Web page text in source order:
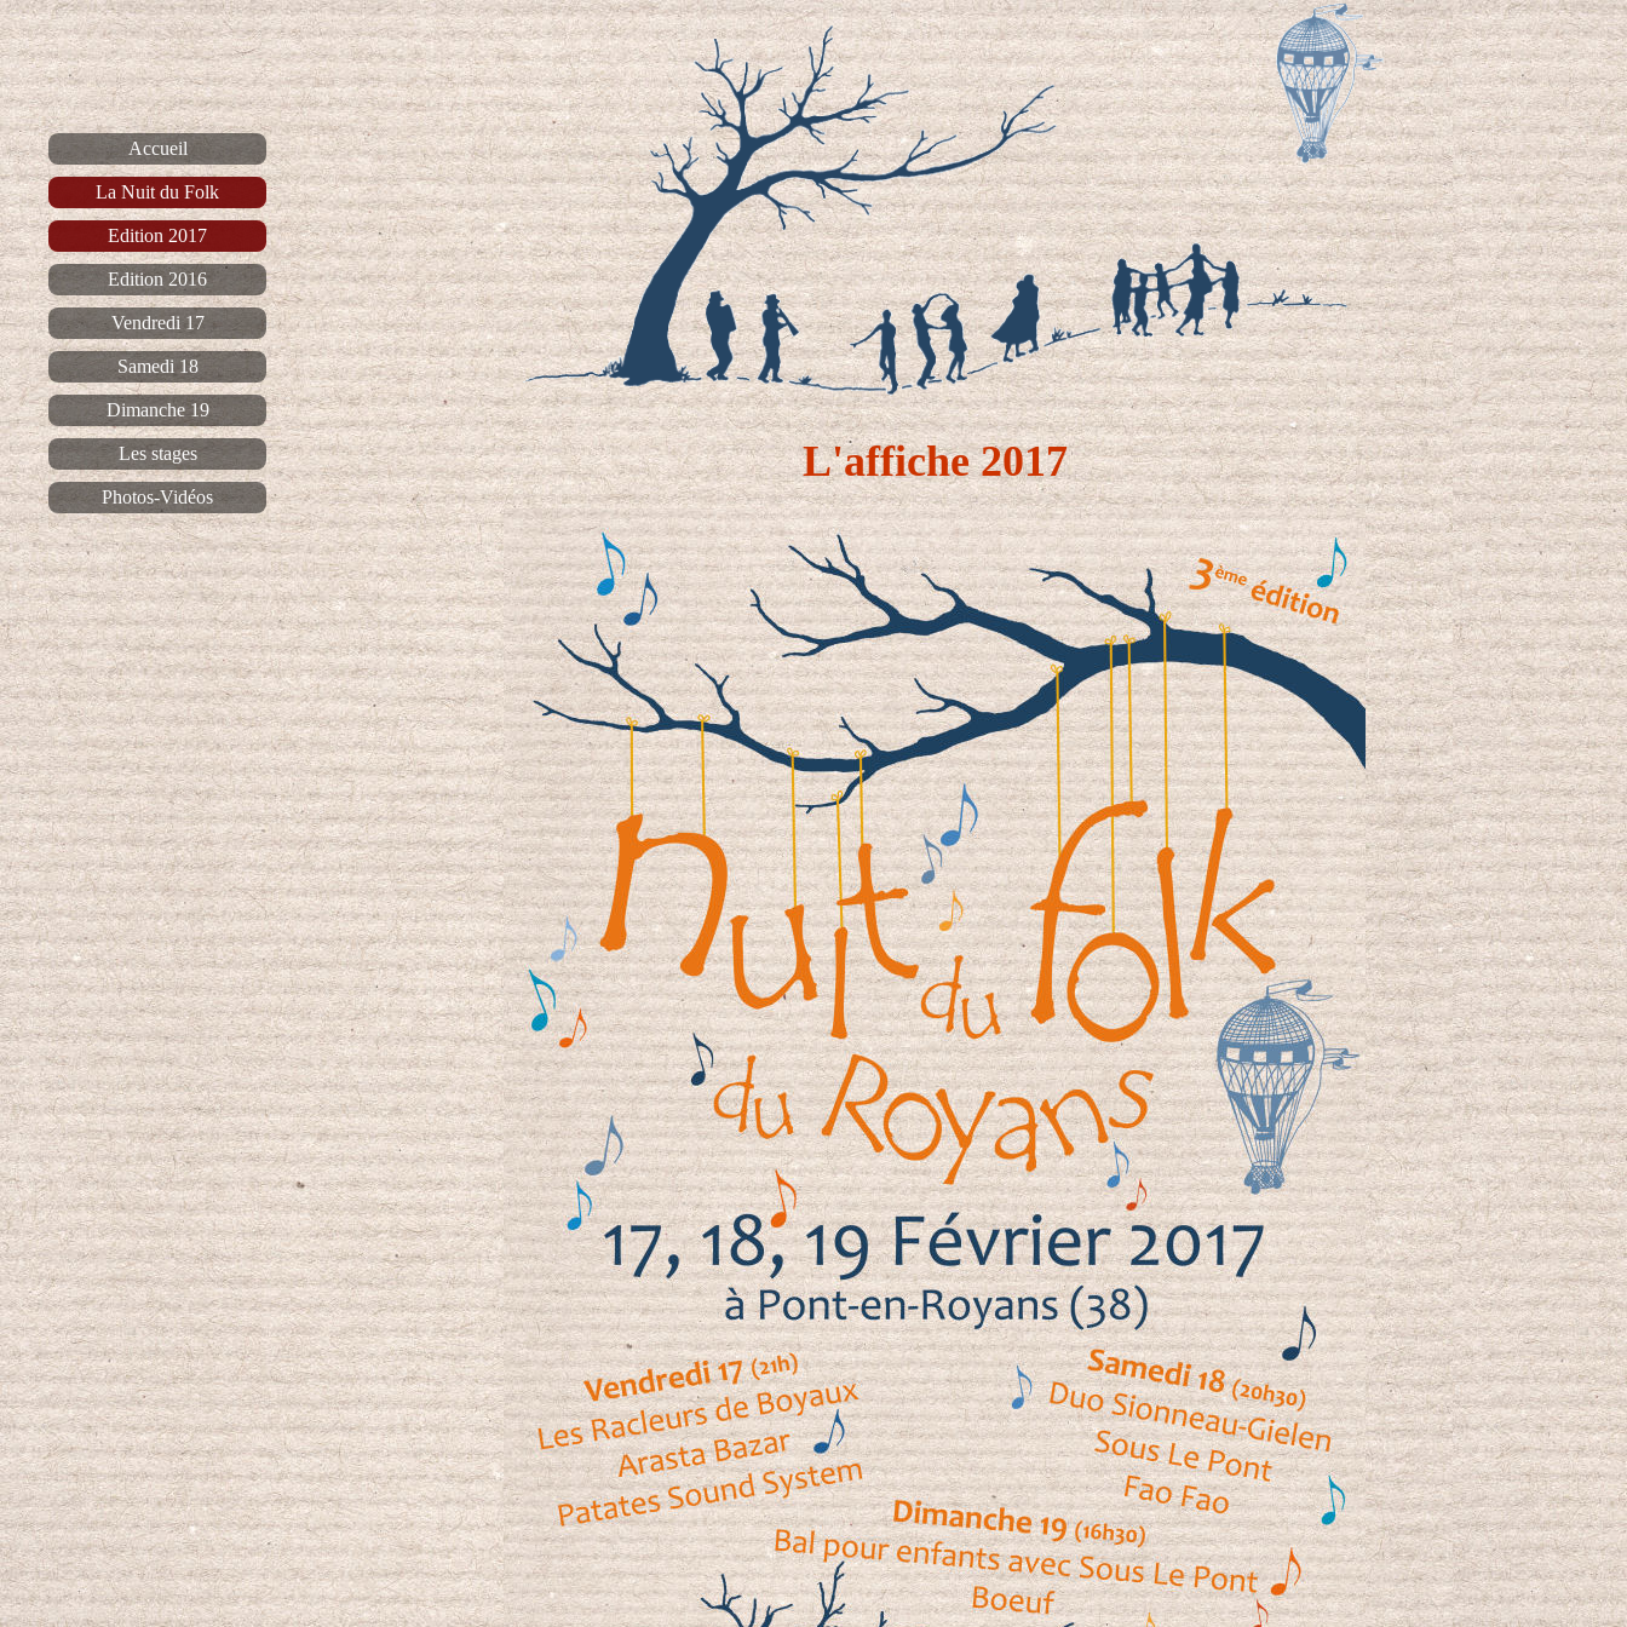
L'affiche 2017
Accueil
La Nuit du Folk
Edition 2017
Edition 2016
Vendredi 17
Samedi 18
Dimanche 19
Les stages
Photos-Vidéos